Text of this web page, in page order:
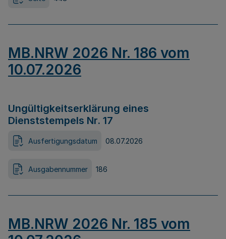
MB.NRW 2026 Nr. 186 vom
10.07.2026
Ungültigkeitserklärung eines
Dienststempels Nr. 17
Ausfertigungsdatum 08.07.2026
Ausgabennummer 186
MB.NRW 2026 Nr. 185 vom